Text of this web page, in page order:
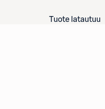
Tuote latautuu